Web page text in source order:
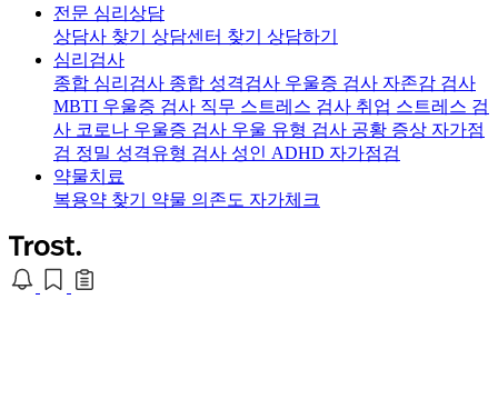
전문 심리상담
상담사 찾기 상담센터 찾기 상담하기
심리검사
종합 심리검사 종합 성격검사 우울증 검사 자존감 검사
MBTI 우울증 검사 직무 스트레스 검사 취업 스트레스 검
사 코로나 우울증 검사 우울 유형 검사 공황 증상 자가점
검 정밀 성격유형 검사 성인 ADHD 자가점검
약물치료
복용약 찾기 약물 의존도 자가체크